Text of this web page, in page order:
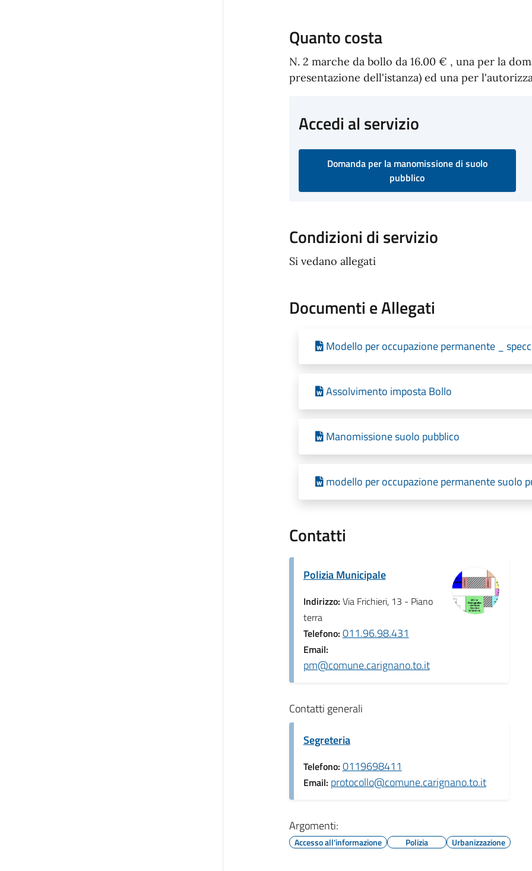
Quanto costa
N. 2 marche da bollo da 16.00 € , una per la
presentazione dell'istanza) ed una per
Accedi al servizio
Domanda per la manomissione di suolo
pubblico
Condizioni di servizio
Si vedano allegati
Documenti e Allegati
Modello per occupazione permanente _
Assolvimento imposta Bollo
Manomissione suolo pubblico
modello per occupazione permanente suolo
Contatti
Polizia Municipale
Indirizzo: Via Frichieri, 13 - Piano
terra
Telefono: 011.96.98.431
Email:
pm@comune.carignano.to.it
Contatti generali
Segreteria
Telefono: 0119698411
Email: protocollo@comune.carignano.to.it
Argomenti:
Accesso all'informazione Polizia Urbanizzazione